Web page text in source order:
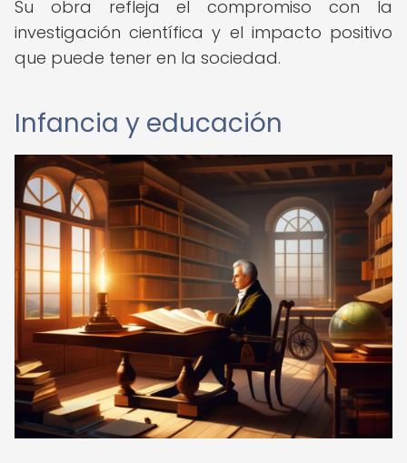
Su obra refleja el compromiso con la
investigación científica y el impacto positivo
que puede tener en la sociedad.
Infancia y educación